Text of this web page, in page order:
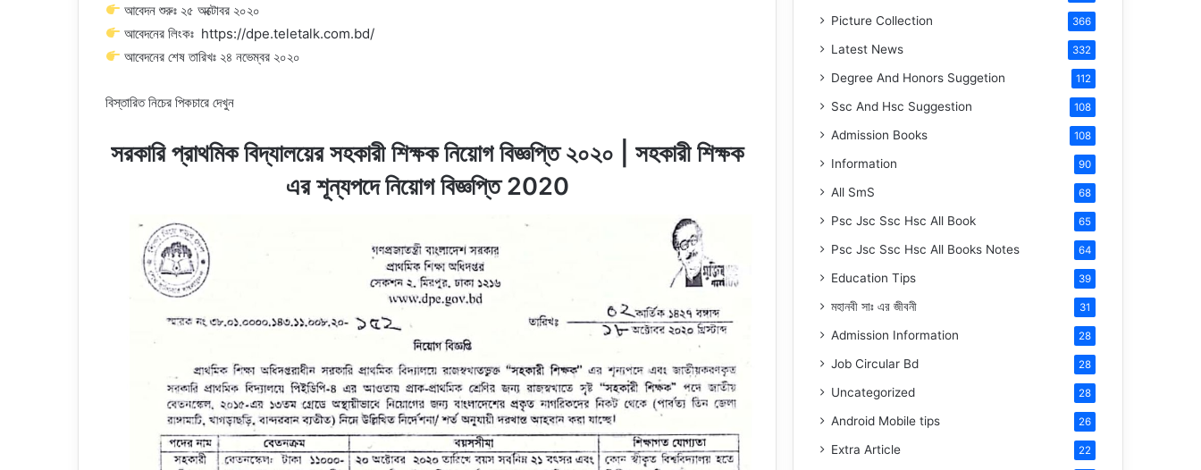
আবেদন শুরুঃ ২৫ অক্টোবর ২০২০
আবেদনের লিংকঃ https://dpe.teletalk.com.bd/
আবেদনের শেষ তারিখঃ ২৪ নভেম্বর ২০২০
বিস্তারিত নিচের পিকচারে দেখুন
সরকারি প্রাথমিক বিদ্যালয়ের সহকারী শিক্ষক নিয়োগ বিজ্ঞপ্তি ২০২০ | সহকারী শিক্ষক
এর শূন্যপদে নিয়োগ বিজ্ঞপ্তি 2020
Picture Collection 366
Latest News 332
Degree And Honors Suggetion 112
Ssc And Hsc Suggestion 108
Admission Books 108
Information 90
All SmS 68
Psc Jsc Ssc Hsc All Book 65
Psc Jsc Ssc Hsc All Books Notes 64
Education Tips 39
মহানবীসাঃ এর জীবনী 31
Admission Information 28
Job Circular Bd 28
Uncategorized 28
Android Mobile tips 26
Extra Article 22